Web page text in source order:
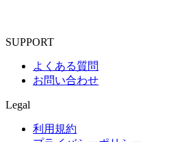
SUPPORT
よくある質問
お問い合わせ
Legal
利用規約